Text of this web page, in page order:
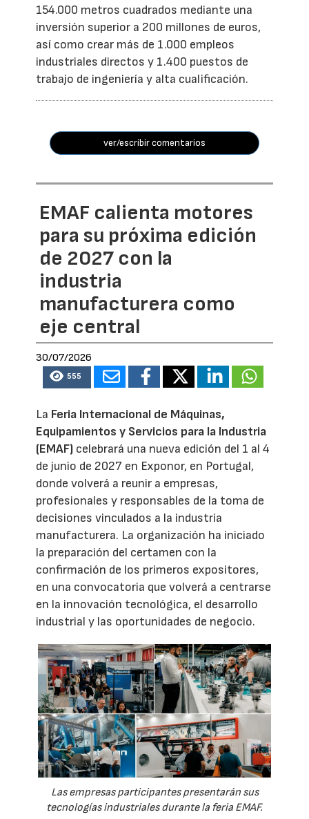
154.000 metros cuadrados mediante una
inversión superior a 200 millones de euros,
así como crear más de 1.000 empleos
industriales directos y 1.400 puestos de
trabajo de ingeniería y alta cualificación.
ver/escribir comentarios
EMAF calienta motores
para su próxima edición
de 2027 con la
industria
manufacturera como
eje central
30/07/2026
555
La Feria Internacional de Máquinas,
Equipamientos y Servicios para la Industria
(EMAF) celebrará una nueva edición del 1 al 4
de junio de 2027 en Exponor, en Portugal,
donde volverá a reunir a empresas,
profesionales y responsables de la toma de
decisiones vinculados a la industria
manufacturera. La organización ha iniciado
la preparación del certamen con la
confirmación de los primeros expositores,
en una convocatoria que volverá a centrarse
en la innovación tecnológica, el desarrollo
industrial y las oportunidades de negocio.
Las empresas participantes presentarán sus
tecnologías industriales durante la feria EMAF.